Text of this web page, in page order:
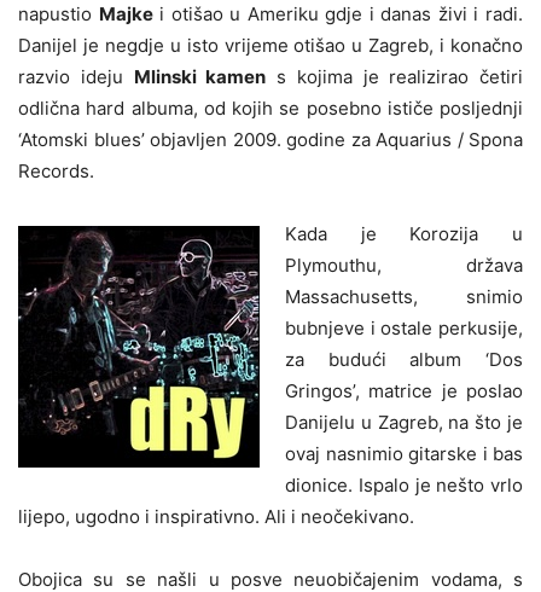
napustio Majkei otišao u Ameriku gdje i danas živi i radi.
Danijel je negdje u isto vrijeme otišao u Zagreb, i konačno
razvio ideju Mlinski kamen s kojima je realizirao četiri
odlična hard albuma, od kojih se posebno ističe posljednji
‘Atomski blues’ objavljen 2009. godine za Aquarius / Spona
Records.
Kada je Korozija u
Plymouthu, država
Massachusetts, snimio
bubnjeve i ostale perkusije,
za budući album ‘Dos
Gringos’, matrice je poslao
Danijelu u Zagreb, na što je
ovaj nasnimio gitarske i bas
dionice. Ispalo je nešto vrlo
lijepo, ugodno i inspirativno. Ali i neočekivano.
Obojica su se našli u posve neuobičajenim vodama, s